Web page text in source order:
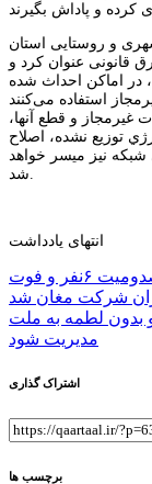
و روستایی استان
قانونی عنوان کرد و
در اماکن احداث شده
استفاده می‌کنند
غیرمجاز و قطع آنها،
توزيع نشده، اصلاح
نیز میسر خواهد
انتهای یادداشت
راهبری
نوشته
عدم رعایت موارد ایمنی منجر به مصدومیت ۶نفر و فوت
شرکت مغان شد
بدون لطمه به ملت
مدیریت شود
اشتراک گذاری
برچسب ها